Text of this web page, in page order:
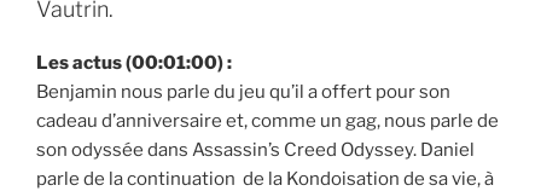
Vautrin.
Les actus (00:01:00) :
Benjamin nous parle du jeu qu’il a offert pour son
cadeau d’anniversaire et, comme un gag, nous parle de
son odyssée dans Assassin’s Creed Odyssey. Daniel
parle de la continuation de la Kondoisation de sa vie, à